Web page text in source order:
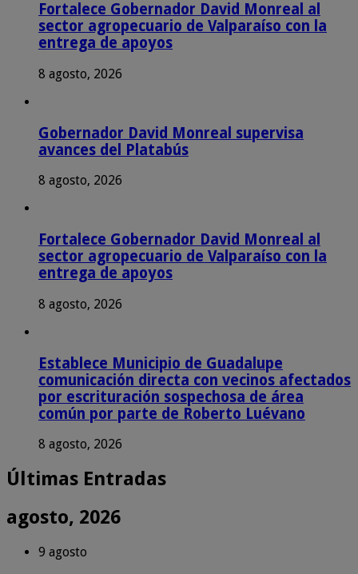
Fortalece Gobernador David Monreal al
sector agropecuario de Valparaíso con la
entrega de apoyos
8 agosto, 2026
Gobernador David Monreal supervisa
avances del Platabús
8 agosto, 2026
Fortalece Gobernador David Monreal al
sector agropecuario de Valparaíso con la
entrega de apoyos
8 agosto, 2026
Establece Municipio de Guadalupe
comunicación directa con vecinos afectados
por escrituración sospechosa de área
común por parte de Roberto Luévano
8 agosto, 2026
Últimas Entradas
agosto, 2026
9 agosto